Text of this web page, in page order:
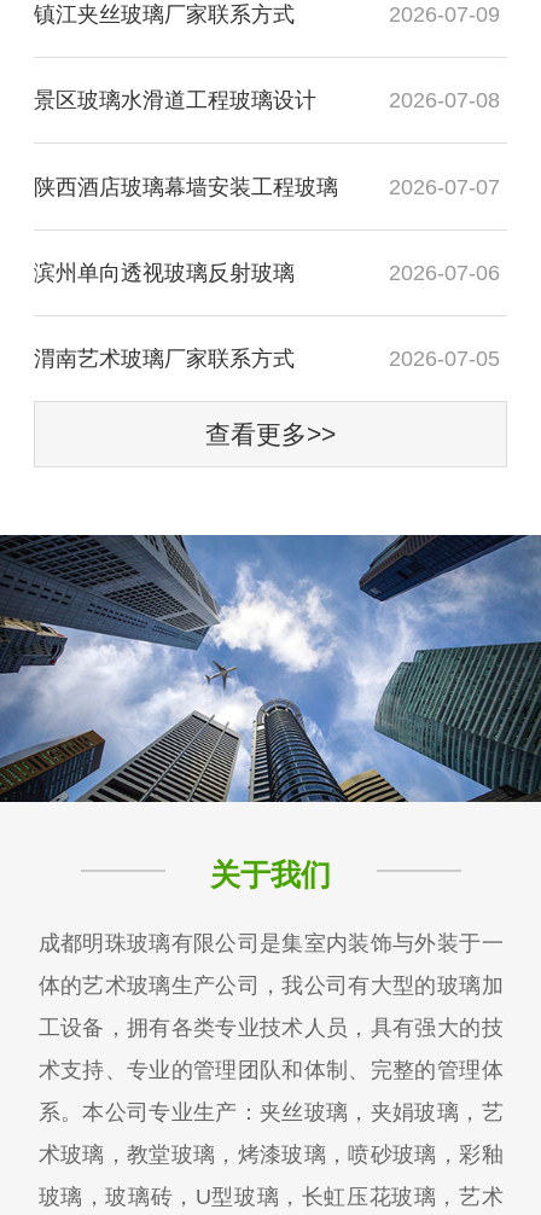
镇江夹丝玻璃厂家联系方式 2026-07-09
景区玻璃水滑道工程玻璃设计 2026-07-08
陕西酒店玻璃幕墙安装工程玻璃 2026-07-07
滨州单向透视玻璃反射玻璃 2026-07-06
渭南艺术玻璃厂家联系方式 2026-07-05
查看更多>>
关于我们
成都明珠玻璃有限公司是集室内装饰与外装于一
体的艺术玻璃生产公司，我公司有大型的玻璃加
工设备，拥有各类专业技术人员，具有强大的技
术支持、专业的管理团队和体制、完整的管理体
系。本公司专业生产：夹丝玻璃，夹娟玻璃，艺
术玻璃，教堂玻璃，烤漆玻璃，喷砂玻璃，彩釉
玻璃，玻璃砖，U型玻璃，长虹压花玻璃，艺术